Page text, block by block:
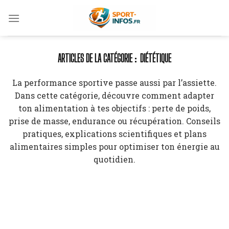
DIÉTÉTIQUE
La performance sportive passe aussi par l’assiette.
Dans cette catégorie, découvre comment adapter
ton alimentation à tes objectifs : perte de poids,
prise de masse, endurance ou récupération. Conseils
pratiques, explications scientifiques et plans
alimentaires simples pour optimiser ton énergie au
quotidien.